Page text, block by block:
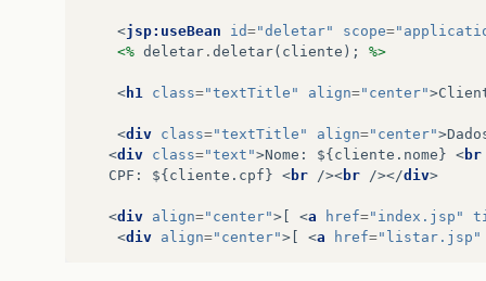
<jsp:useBean id="deletar" scope=
<% deletar . deletar( cliente ); %>
< h1 class="textTitle" align="center">
<div class="textTitle" align="center">
<div class="text">Nome: ${cliente.nome} <br
   CPF: ${cliente.cpf}
<br /><br /></div>
<div align="center"> <a href="index.jsp"
<div align="center"> <a href="listar.jsp"